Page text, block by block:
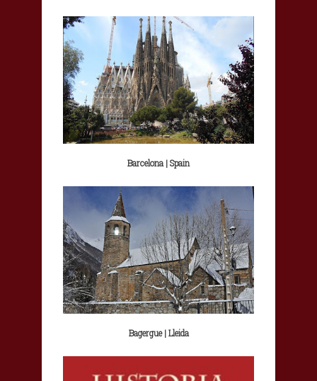
Barcelona | Spain
Bagergue | Lleida